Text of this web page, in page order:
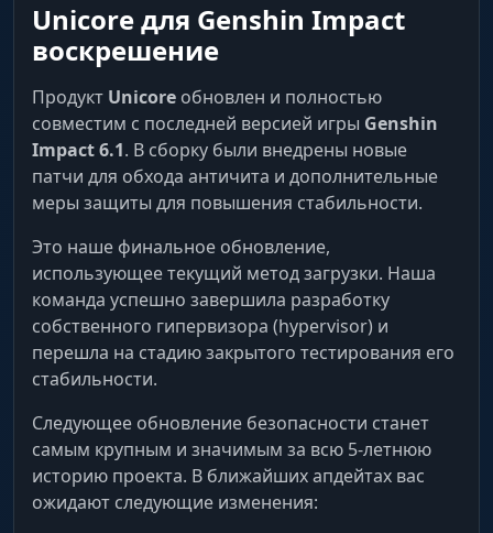
Unicore для Genshin Impact
воскрешение
Продукт Unicore обновлен и полностью
совместим с последней версией игры Genshin
Impact 6.1. В сборку были внедрены новые
патчи для обхода античита и дополнительные
меры защиты для повышения стабильности.
Это наше финальное обновление,
использующее текущий метод загрузки. Наша
команда успешно завершила разработку
собственного гипервизора (hypervisor) и
перешла на стадию закрытого тестирования его
стабильности.
Следующее обновление безопасности станет
самым крупным и значимым за всю 5-летнюю
историю проекта. В ближайших апдейтах вас
ожидают следующие изменения: